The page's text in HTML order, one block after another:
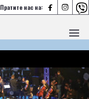
Пратите нас на:   